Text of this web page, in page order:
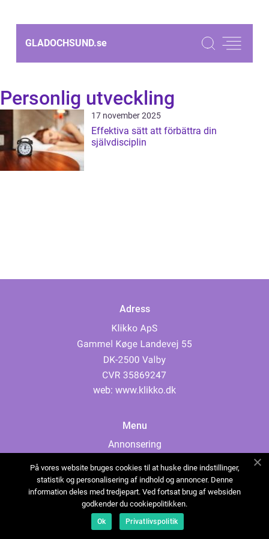
GLADOCHSUND.se
Personlig utveckling
17 november 2025
Effektiva sätt att förbättra din
självdisciplin
Adress
web: www.klikko.dk
Menu
Annonsering
Cookies
Kontakta oss
Sitemap
På vores website bruges cookies til at huske dine indstillinger,
statistik og personalisering af indhold og annoncer. Denne
information deles med tredjepart. Ved fortsat brug af websiden
godkender du cookiepolitikken.
Ok Privatlivspolitik